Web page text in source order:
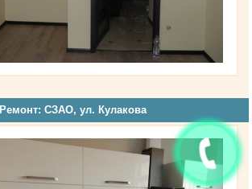
Ремонт: СЗАО, ул. Кулакова